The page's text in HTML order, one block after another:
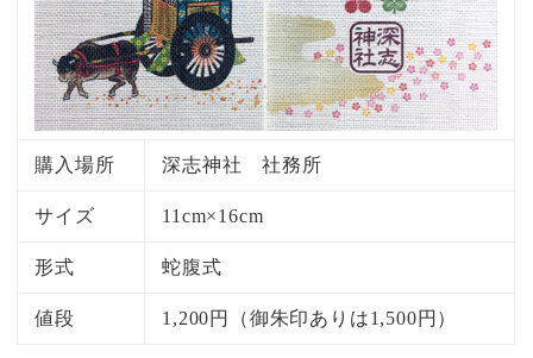
購入場所 深志神社 社務所
サイズ 11cm×16cm
形式 蛇腹式
値段 1,200円（御朱印ありは1,500円）